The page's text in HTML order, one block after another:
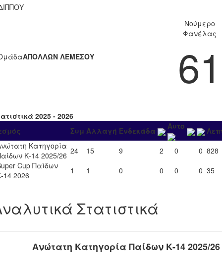
ΑΠΟΛΛΩΝ ΛΕΜΕΣΟΥ
Νούμερο
Φανέλας
61
2025 - 2026
Συμ Αλλαγή Ενδεκάδα Αυτο
Κατηγορία
Κ-14 2025/26 24 15 9 2 0 0 828
Cup Παίδων
14 2026
1 1 0 0 0 0 35
Στατιστικά
Ανώτατη Κατηγορία Παίδων Κ-14 2025/26